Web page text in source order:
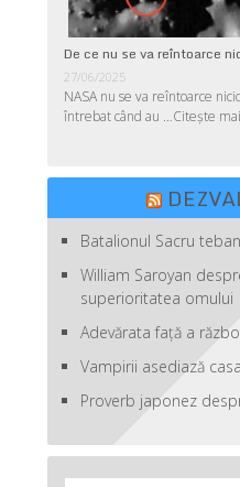
De ce nu se va reîntoarce
27/06/2025
NASA nu se va reîntoarce
întrebat când au …Citește
Batalionul Sacru teban
William Saroyan
superioritatea omului
Adevărata față a
Vampirii asediază
Proverb japonez